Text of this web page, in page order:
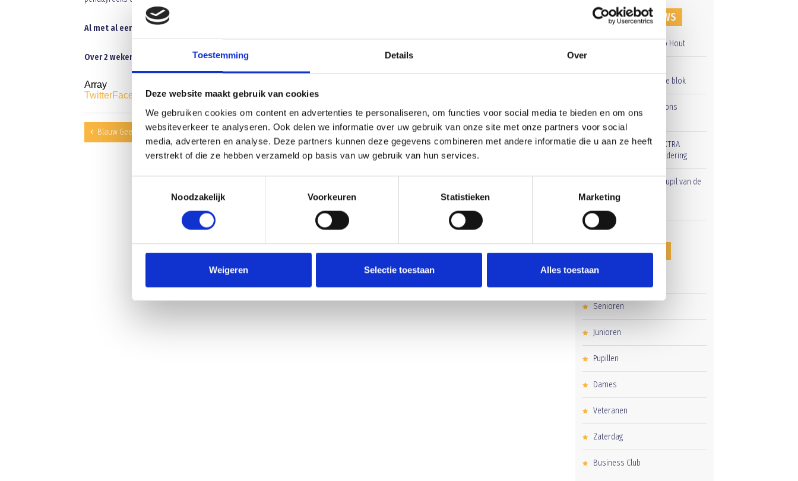
Toestemming Details Over
Deze website maakt gebruik van cookies
We gebruiken cookies om content en advertenties te personaliseren, om functies voor social media te bieden en om ons
websiteverkeer te analyseren. Ook delen we informatie over uw gebruik van onze site met onze partners voor social
media, adverteren en analyse. Deze partners kunnen deze gegevens combineren met andere informatie die u aan ze heeft
verstrekt of die ze hebben verzameld op basis van uw gebruik van hun services.
Noodzakelijk
Voorkeuren Statistieken Marketing
Weigeren Selectie toestaan Alles toestaan
Al met al een mooi toernooi met toppers uit onze jongste jeugd.
Over 2 weken het taartentoernooi en dan niet alleen voetballen maar ook heerlijk smullen.
Array
TwitterFacebookWhatsApp
Blauw Geel heeft felbegeerde spits binnen Spelers die overgaan van A naar senioren
RECENT NIEUWS
Overwinning op Mierlo Hout
oefenwedstrijd tweede blok
Groot onderhoud op ons
sportpark
Uitnodiging voor de EXTRA
Algemene Ledenvergadering
Word jij de volgende Pupil van de
Week bij BlauwGeel?
CATEGORIEËN
Senioren
Junioren
Pupillen
Dames
Veteranen
Zaterdag
Business Club